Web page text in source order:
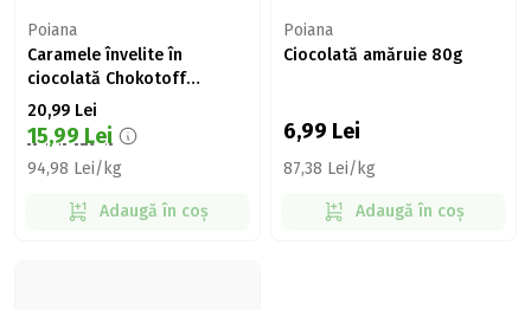
Poiana
Caramele învelite în
ciocolată Chokotoff
Original 221g
20,99 Lei
15,99 Lei
94,98 Lei/kg
Adaugă în coș
Poiana
Ciocolată amăruie 80g
6,99 Lei
87,38 Lei/kg
Adaugă în coș